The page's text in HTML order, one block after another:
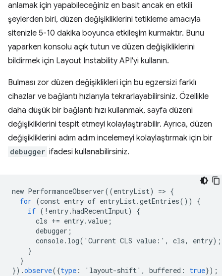
anlamak için yapabileceğiniz en basit ancak en etkili
şeylerden biri, düzen değişikliklerini tetikleme amacıyla
sitenizle 5-10 dakika boyunca etkileşim kurmaktır. Bunu
yaparken konsolu açık tutun ve düzen değişikliklerini
bildirmek için Layout Instability API'yi kullanın.
Bulması zor düzen değişiklikleri için bu egzersizi farklı
cihazlar ve bağlantı hızlarıyla tekrarlayabilirsiniz. Özellikle
daha düşük bir bağlantı hızı kullanmak, sayfa düzeni
değişikliklerini tespit etmeyi kolaylaştırabilir. Ayrıca, düzen
değişikliklerini adım adım incelemeyi kolaylaştırmak için bir
debugger ifadesi kullanabilirsiniz.
new PerformanceObserver((entryList) => {
for (const entry of entryList.getEntries())
{
if (! entry.hadRecentInput)
{
cls += entry.value ;
debugger ;
console. log( ' Current CLS value : ' , cls, entry);
}
}
}).observe({type : ' layout-shift' , buffered : true});